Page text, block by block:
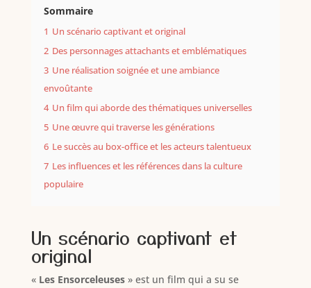
Sommaire
1 Un scénario captivant et original
2 Des personnages attachants et emblématiques
3 Une réalisation soignée et une ambiance
envoûtante
4 Un film qui aborde des thématiques universelles
5 Une œuvre qui traverse les générations
6 Le succès au box-office et les acteurs talentueux
7 Les influences et les références dans la culture
populaire
Un scénario captivant et
original
« Les Ensorceleuses» est un film qui a su se